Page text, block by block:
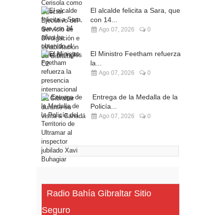
El alcalde felicita a Sara, que
con 14...
Ago 07, 2026 0
El Ministro Feetham refuerza
la...
Ago 07, 2026 0
Entrega de la Medalla de la
Policía...
Ago 07, 2026 0
Radio Bahía Gibraltar Sitio
Seguro